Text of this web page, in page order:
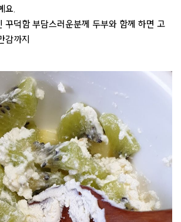
요.
꾸덕함 부담스러운분께 두부와 함께 하면 고
감까지